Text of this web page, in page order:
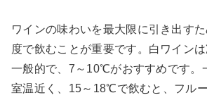
ワインの味わいを最大限に引き出す
度で飲むことが重要です。白ワイン
一般的で、7～10℃がおすすめです。
室温近く、15～18℃で飲むと、フル